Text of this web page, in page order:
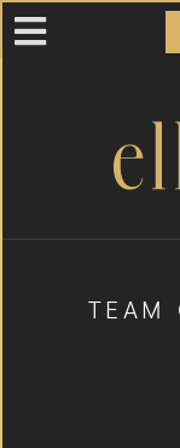
TEAM